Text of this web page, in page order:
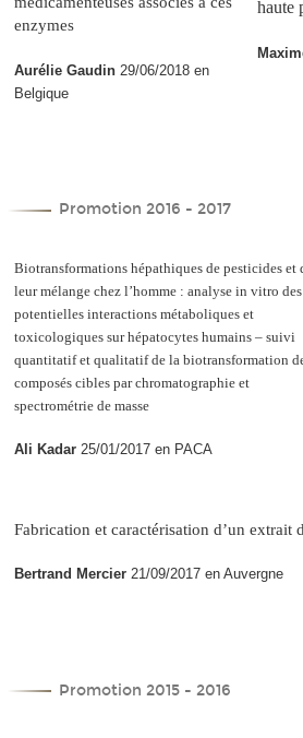
enzymes
Aurélie Gaudin 29/06/2018 en
Belgique
haute
Promotion 2016 - 2017
Biotransformations hépathiques de pesticides et
leur mélange chez l’homme : analyse in vitro des
potentielles interactions métaboliques et
toxicologiques sur hépatocytes humains – suivi
quantitatif et qualitatif de la biotransformation
composés cibles par chromatographie et
spectrométrie de masse
Ali Kadar 25/01/2017 en PACA
Fabrication et caractérisation d’un extrait
Bertrand Mercier 21/09/2017 en Auvergne
Promotion 2015 - 2016